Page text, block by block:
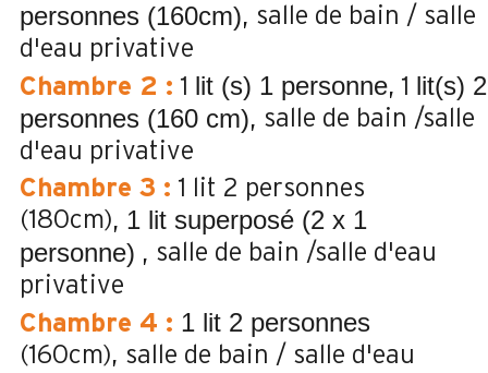
personnes (160cm)
salle de bain / salle
d'eau privative
Chambre 2 : 1 lit (s) 1 personne 1 lit(s) 2
personnes (160 cm)
salle de bain /salle
d'eau privative
Chambre 3 : 1 lit 2 personnes
(180cm)
1 lit superposé (2 x 1
personne)
salle de bain /salle d'eau
privative
Chambre 4 : 1 lit 2 personnes
(160cm)
salle de bain / salle d'eau